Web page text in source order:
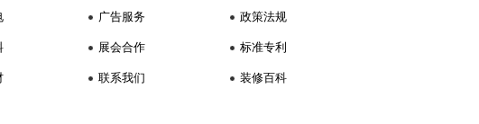
广告服务
展会合作
联系我们
政策法规
标准专利
装修百科